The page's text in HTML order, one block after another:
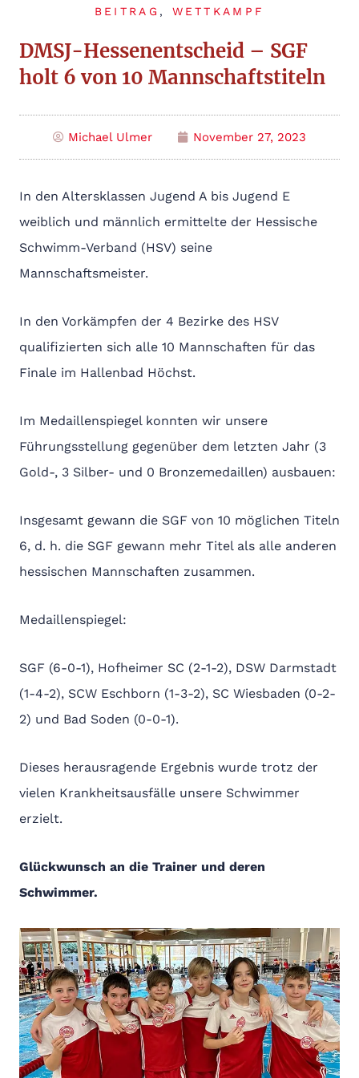
BEITRAG , WETTKAMPF
DMSJ-Hessenentscheid – SGF
holt 6 von 10 Mannschaftstiteln
Michael Ulmer November 27, 2023
In den Altersklassen Jugend A bis Jugend E
weiblich und männlich ermittelte der Hessische
Schwimm-Verband (HSV) seine
Mannschaftsmeister.
In den Vorkämpfen der 4 Bezirke des HSV
qualifizierten sich alle 10 Mannschaften für das
Finale im Hallenbad Höchst.
Im Medaillenspiegel konnten wir unsere
Führungsstellung gegenüber dem letzten Jahr (3
Gold-, 3 Silber- und 0 Bronzemedaillen) ausbauen:
Insgesamt gewann die SGF von 10 möglichen Titeln
6, d. h. die SGF gewann mehr Titel als alle anderen
hessischen Mannschaften zusammen.
Medaillenspiegel:
SGF (6-0-1), Hofheimer SC (2-1-2), DSW Darmstadt
(1-4-2), SCW Eschborn (1-3-2), SC Wiesbaden (0-2-
2) und Bad Soden (0-0-1).
Dieses herausragende Ergebnis wurde trotz der
vielen Krankheitsausfälle unsere Schwimmer
Glückwunsch an die Trainer und deren
Schwimmer.